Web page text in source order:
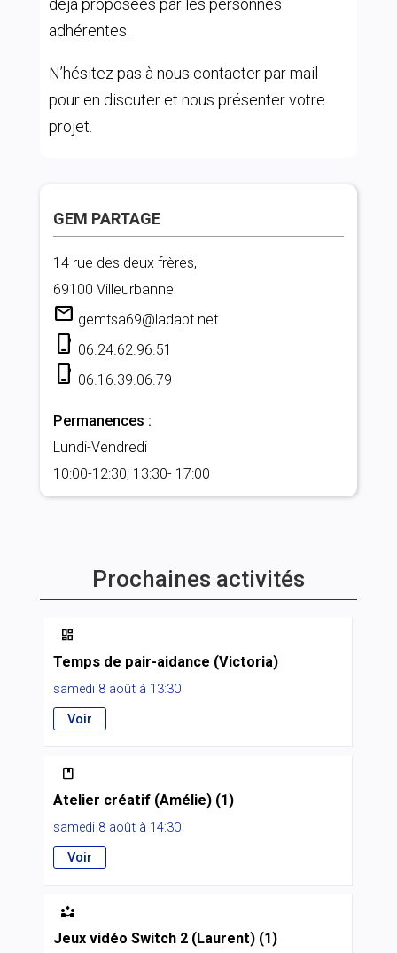
déjà proposées par les personnes
adhérentes.
N’hésitez pas à nous contacter par mail
pour en discuter et nous présenter votre
projet.
GEM PARTAGE
14 rue des deux frères,
69100 Villeurbanne
mail gemtsa69@ladapt.net
phone_iphone 06.24.62.96.51
phone_iphone 06.16.39.06.79
Permanences :
Lundi-Vendredi
10:00-12:30; 13:30- 17:00
Prochaines activités

Temps de pair-aidance (Victoria)
samedi 8 août à 13:30
Voir

Atelier créatif (Amélie) (1)
samedi 8 août à 14:30
Voir

Jeux vidéo Switch 2 (Laurent) (1)